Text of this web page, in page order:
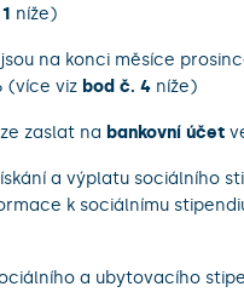
níže)
na konci měsíce
(více viz bod č. 4níže)
zaslat na bankovní účet
a výplatu sociálního
k sociálnímu
a ubytovacího